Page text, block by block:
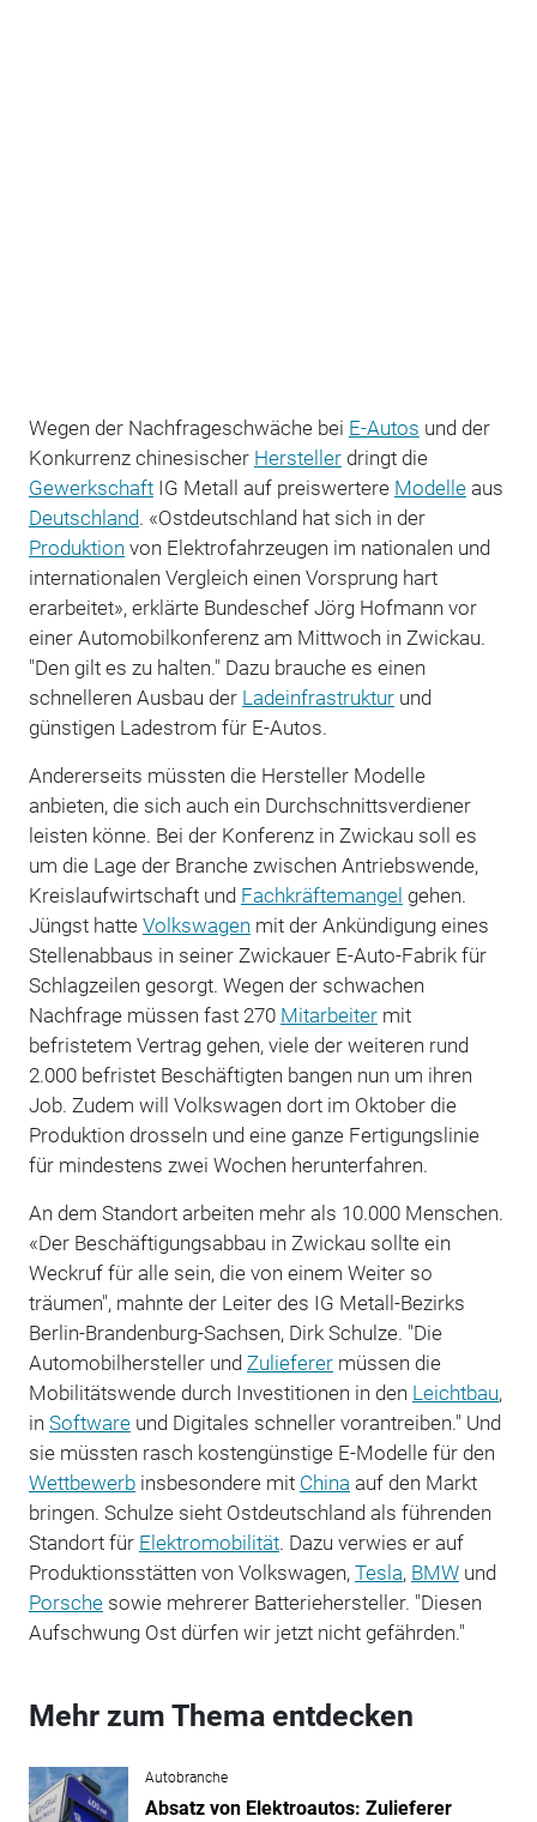
Wegen der Nachfrageschwäche bei E-Autos und der
Konkurrenz chinesischer Herstellerdringt die
GewerkschaftIG Metall auf preiswertere Modelleaus
Deutschland. «Ostdeutschland hat sich in der
Produktion von Elektrofahrzeugen im nationalen und
internationalen Vergleich einen Vorsprung hart
erarbeitet», erklärte Bundeschef Jörg Hofmann vor
einer Automobilkonferenz am Mittwoch in Zwickau.
"Den gilt es zu halten." Dazu brauche es einen
schnelleren Ausbau der Ladeinfrastrukturund
günstigen Ladestrom für E-Autos.
Andererseits müssten die Hersteller Modelle
anbieten, die sich auch ein Durchschnittsverdiener
leisten könne. Bei der Konferenz in Zwickau soll es
um die Lage der Branche zwischen Antriebswende,
Kreislaufwirtschaft und Fachkräftemangel gehen.
Jüngst hatte Volkswagen mit der Ankündigung eines
Stellenabbaus in seiner Zwickauer E-Auto-Fabrik für
Schlagzeilen gesorgt. Wegen der schwachen
Nachfrage müssen fast 270 Mitarbeitermit
befristetem Vertrag gehen, viele der weiteren rund
2.000 befristet Beschäftigten bangen nun um ihren
Job. Zudem will Volkswagen dort im Oktober die
Produktion drosseln und eine ganze Fertigungslinie
für mindestens zwei Wochen herunterfahren.
An dem Standort arbeiten mehr als 10.000 Menschen.
«Der Beschäftigungsabbau in Zwickau sollte ein
Weckruf für alle sein, die von einem Weiter so
träumen", mahnte der Leiter des IG Metall-Bezirks
Berlin-Brandenburg-Sachsen, Dirk Schulze. "Die
Automobilhersteller und Zulieferermüssen die
Mobilitätswende durch Investitionen in den Leichtbau,
in Softwareund Digitales schneller vorantreiben." Und
sie müssten rasch kostengünstige E-Modelle für den
Wettbewerbinsbesondere mit China auf den Markt
bringen. Schulze sieht Ostdeutschland als führenden
Standort für Elektromobilität. Dazu verwies er auf
Produktionsstätten von Volkswagen, Tesla, BMWund
Porschesowie mehrerer Batteriehersteller. "Diesen
Aufschwung Ost dürfen wir jetzt nicht gefährden."
Mehr zum Thema entdecken
Autobranche
Absatz von Elektroautos: Zulieferer